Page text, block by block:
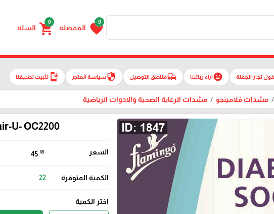
0
favorite المفضلة
0
shopping_cart السلة
تجار الجملة emoji_emotionsآراء زبائننا commuteمناطق التوصيل securityسياسة المتجر install_mobileتثبيت تطبيقنا
مشدات فلامينجو مشدات الرعاية الصحية والادوات الرياضية
U- OC2200
السعر 45 ₪
الكمية المتوفرة 22
اختر الكمية